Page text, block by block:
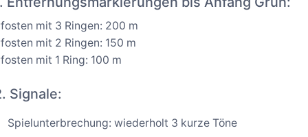
mit 3 Ringen: 200 m
mit 2 Ringen: 150 m
mit 1 Ring: 100 m
Signale:
Spielunterbrechung: wiederholt 3 kurze Töne